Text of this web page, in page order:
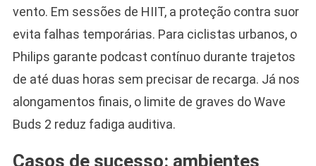
vento. Em sessões de HIIT, a proteção contra suor
evita falhas temporárias. Para ciclistas urbanos, o
Philips garante podcast contínuo durante trajetos
de até duas horas sem precisar de recarga. Já nos
alongamentos finais, o limite de graves do Wave
Buds 2 reduz fadiga auditiva.
Casos de sucesso: ambientes